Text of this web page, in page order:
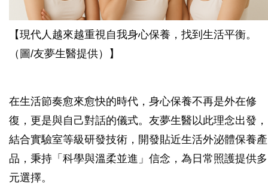
【現代人越來越重視自我身心保養，找到生活平衡。
（圖/友夢生醫提供）】
在生活節奏愈來愈快的時代，身心保養不再是外在修
復，更是與自己對話的儀式。友夢生醫以此理念出發，
結合實驗室等級研發技術，開發貼近生活外泌體保養產
品，秉持「科學與溫柔並進」信念，為日常照護提供多
元選擇。